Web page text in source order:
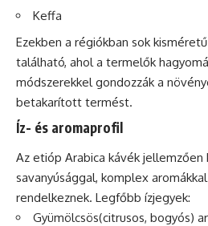
Keffa
Ezekben a régiókban sok
található, ahol a termelők
módszerekkel gondozzák a
betakarított termést.
Íz- és aromaprofil
Az etióp Arabica kávék jellemzően
savanyúsággal, komplex
rendelkeznek. Legfőbb ízjegyek:
Gyümölcsös(citrusos, bogyós)